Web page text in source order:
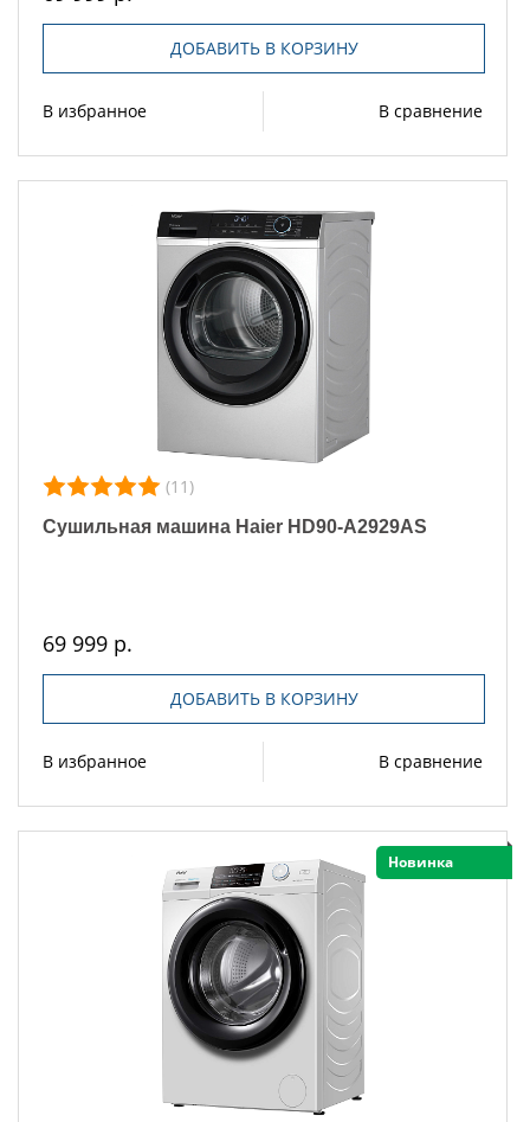
ДОБАВИТЬ В КОРЗИНУ
В избранное В сравнение
(11)
Сушильная машина Haier HD90-A2929AS
69 999 р.
ДОБАВИТЬ В КОРЗИНУ
В избранное В сравнение
Новинка